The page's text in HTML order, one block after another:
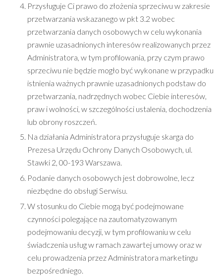
Przysługuje Ci prawo do złożenia sprzeciwu w zakresie
przetwarzania wskazanego w pkt 3.2 wobec
przetwarzania danych osobowych w celu wykonania
prawnie uzasadnionych interesów realizowanych przez
Administratora, w tym profilowania, przy czym prawo
sprzeciwu nie będzie mogło być wykonane w przypadku
istnienia ważnych prawnie uzasadnionych podstaw do
przetwarzania, nadrzędnych wobec Ciebie interesów,
praw i wolności, w szczególności ustalenia, dochodzenia
lub obrony roszczeń.
Na działania Administratora przysługuje skarga do
Prezesa Urzędu Ochrony Danych Osobowych, ul.
Stawki 2, 00-193 Warszawa.
Podanie danych osobowych jest dobrowolne, lecz
niezbędne do obsługi Serwisu.
W stosunku do Ciebie mogą być podejmowane
czynności polegające na zautomatyzowanym
podejmowaniu decyzji, w tym profilowaniu w celu
świadczenia usług w ramach zawartej umowy oraz w
celu prowadzenia przez Administratora marketingu
bezpośredniego.